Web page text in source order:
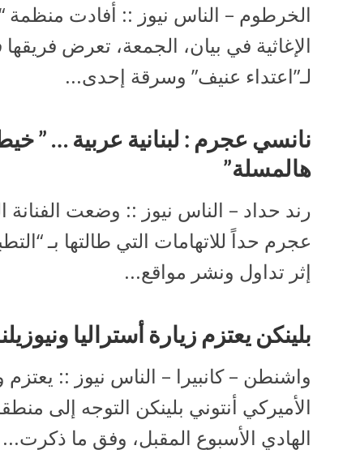
الخرطوم – الناس نيوز :: أفادت منظمة
الإغاثية في بيان، الجمعة، تعرض
لـ”اعتداء عنيف” وسرقة إحدى...
نانسي عجرم : لبنانية عربية … ”
هالمسلة”
رند حداد – الناس نيوز :: وضعت الفنانة
عجرم حداً للاتهامات التي طالتها بـ
إثر تداول ونشر مواقع...
بلينكن يعتزم زيارة أستراليا
واشنطن – كانبيرا – الناس نيوز :: يعتزم
الأميركي أنتوني بلينكن التوجه إلى
الهادي الأسبوع المقبل، وفق ما ذكرت...